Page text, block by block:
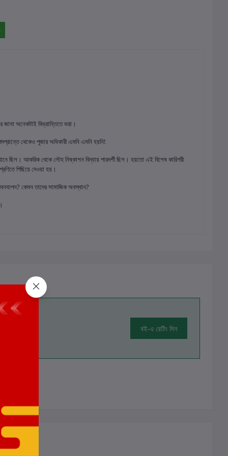
অনেকটাই বিভ্রান্তিতে ভরা।
থেকেও পূজার অধিকারী এমনি এমনি হয়নি!
ছিল। আকরিক থেকে লৌহ নিষ্কাশন বিদ্যায় পারদর্শী ছিল। হয়তো এই বিশেষ কারিগরী
পিছিয়ে দেওয়া হয়।
কেমন তাদের সামাজিক অবস্থান?
বই-এ রেটিং দিন
নেই